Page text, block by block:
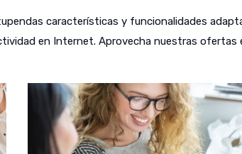
características y funcionalidades
en Internet. Aprovecha nuestras ofertas